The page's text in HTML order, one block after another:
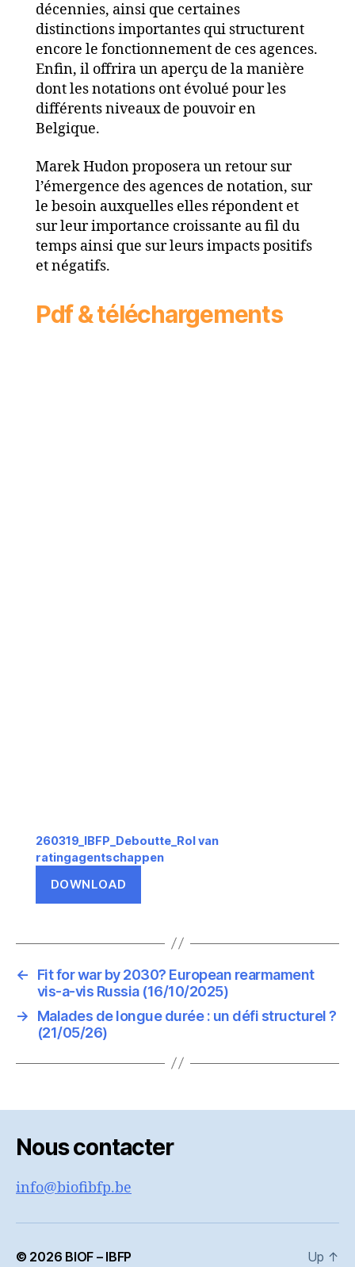
décennies, ainsi que certaines
distinctions importantes qui structurent
encore le fonctionnement de ces agences.
Enfin, il offrira un aperçu de la manière
dont les notations ont évolué pour les
différents niveaux de pouvoir en
Belgique.
Marek Hudon proposera un retour sur
l’émergence des agences de notation, sur
le besoin auxquelles elles répondent et
sur leur importance croissante au fil du
temps ainsi que sur leurs impacts positifs
et négatifs.
Pdf & téléchargements
260319_IBFP_Deboutte_Rol van
ratingagentschappen
DOWNLOAD
←
Fit for war by 2030? European rearmament
vis-a-vis Russia (16/10/2025)
→
Malades de longue durée : un défi structurel ?
(21/05/26)
Nous contacter
info@biofibfp.be
© 2026 BIOF – IBFP Up ↑